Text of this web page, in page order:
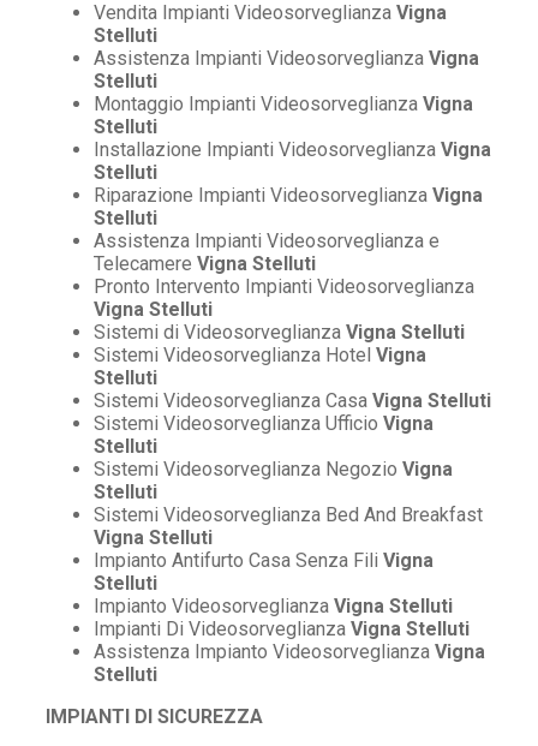
Vendita Impianti Videosorveglianza Vigna
Stelluti
Assistenza Impianti Videosorveglianza Vigna
Stelluti
Montaggio Impianti Videosorveglianza Vigna
Stelluti
Installazione Impianti Videosorveglianza Vigna
Stelluti
Riparazione Impianti Videosorveglianza Vigna
Stelluti
Assistenza Impianti Videosorveglianza e
Telecamere Vigna Stelluti
Pronto Intervento Impianti Videosorveglianza
Vigna Stelluti
Sistemi di Videosorveglianza Vigna Stelluti
Sistemi Videosorveglianza Hotel Vigna
Stelluti
Sistemi Videosorveglianza Casa Vigna Stelluti
Sistemi Videosorveglianza Ufficio Vigna
Stelluti
Sistemi Videosorveglianza Negozio Vigna
Stelluti
Sistemi Videosorveglianza Bed And Breakfast
Vigna Stelluti
Impianto Antifurto Casa Senza Fili Vigna
Stelluti
Impianto Videosorveglianza Vigna Stelluti
Impianti Di Videosorveglianza Vigna Stelluti
Assistenza Impianto Videosorveglianza Vigna
Stelluti
IMPIANTI DI SICUREZZA